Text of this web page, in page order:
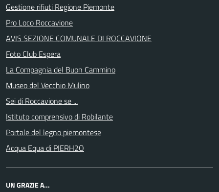
Gestione rifiuti Regione Piemonte
Pro Loco Roccavione
AVIS SEZIONE COMUNALE DI ROCCAVIONE
Foto Club Espera
La Compagnia del Buon Cammino
Museo del Vecchio Mulino
Sei di Roccavione se ...
Istituto comprensivo di Robilante
Portale del legno piemontese
Acqua Equa di PIERH2O
UN GRAZIE A...